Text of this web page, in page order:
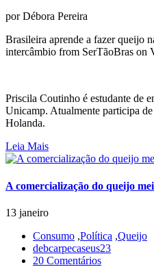
por Débora Pereira
Brasileira aprende a fazer queijo
intercâmbio from SerTãoBras on
Priscila Coutinho é estudante de
Unicamp. Atualmente participa
Holanda.
Leia Mais
A comercialização do queijo
13 janeiro
Consumo ,Política ,Queijo
debcarpecaseus23
20 Comentários